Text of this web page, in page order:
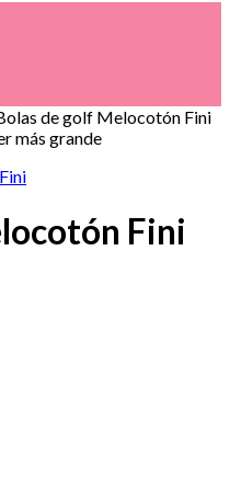
de golf Melocotón Fini
más grande
Fini